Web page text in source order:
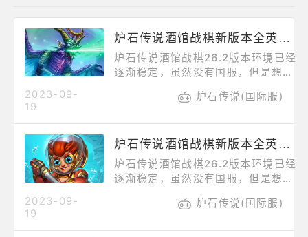
炉石传说酒馆战棋新版本全英雄解析——伊瑟拉
炉石传说酒馆战棋26.2版本环境已经
逐渐稳定，虽然没有国服，但是想玩
玩不需要充值的酒馆战棋，接下来为
适配、操作思路等。【伊瑟拉】被动:
每当酒馆刷新时，鲍勃总会额外提供
一条龙。俗称绿龙，当前版本位于
定。伊瑟拉因为技能的特性，决定了
人针对，因为技
2023-09-
19
炉石传说(国际服)
炉石传说酒馆战棋新版本全英雄解析——伊妮·积雷
炉石传说酒馆战棋26.2版本环境已经
逐渐稳定，虽然没有国服，但是想玩
玩不需要充值的酒馆战棋，接下来为
2023-09-
19
炉石传说(国际服)